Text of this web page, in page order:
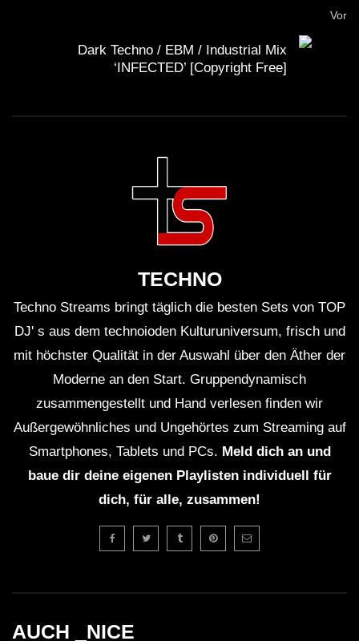
Vor
Dark Techno / EBM / Industrial Mix
‘INFECTED’ [Copyright Free]
TECHNO
Techno Streams bringt täglich die besten Sets von TOP
DJ' s aus dem technoioden Kulturuniversum, frisch und
mit höchster Qualität in der Auswahl über den Äther der
Moderne an den Start. Gruppendynamisch
zusammengestellt und Hand verlesen finden wir
Außergewöhnliches und Ungehörtes zum Streaming auf
Smartphones, Tablets und PCs. Meld dich an und
baue dir deine eigenen Playlisten individuell für
dich, für alle, zusammen!
AUCH _NICE